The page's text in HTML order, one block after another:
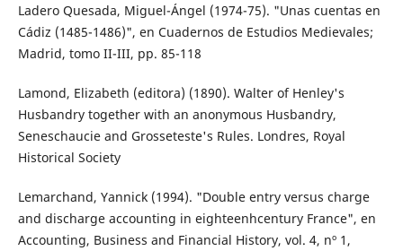
Ladero Quesada, Miguel-Ángel (1974-75). "Unas cuentas en
Cádiz (1485-1486)", en Cuadernos de Estudios Medievales;
Madrid, tomo II-III, pp. 85-118
Lamond, Elizabeth (editora) (1890). Walter of Henley's
Husbandry together with an anonymous Husbandry,
Seneschaucie and Grosseteste's Rules. Londres, Royal
Historical Society
Lemarchand, Yannick (1994). "Double entry versus charge
and discharge accounting in eighteenhcentury France", en
Accounting, Business and Financial History, vol. 4, nº 1,